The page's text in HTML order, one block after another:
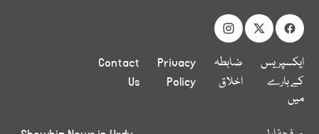
ایکسپریس
کے بارے
میں
ضابطہ
اخلاق
Privacy
Policy
Contact
Us